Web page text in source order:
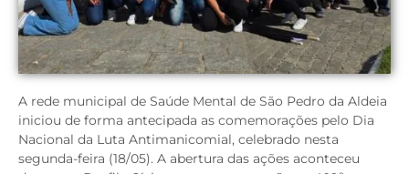
A rede municipal de Saúde Mental de São Pedro da Aldeia
iniciou de forma antecipada as comemorações pelo Dia
Nacional da Luta Antimanicomial, celebrado nesta
segunda-feira (18/05). A abertura das ações aconteceu